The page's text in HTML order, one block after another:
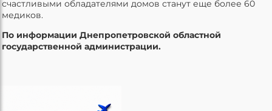
счастливыми обладателями домов станут еще более 60
медиков.
По информации Днепропетровской областной
государственной администрации.